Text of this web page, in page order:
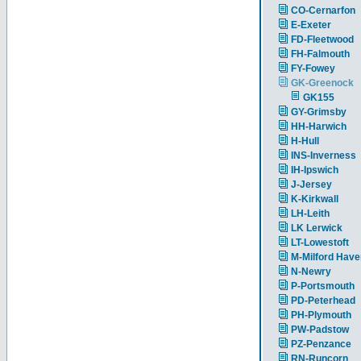
CO-Cernarfon
E-Exeter
FD-Fleetwood
FH-Falmouth
FY-Fowey
GK-Greenock
GK155
GY-Grimsby
HH-Harwich
H-Hull
INS-Inverness
IH-Ipswich
J-Jersey
K-Kirkwall
LH-Leith
LK Lerwick
LT-Lowestoft
M-Milford
N-Newry
P-Portsmouth
PD-Peterhead
PH-Plymouth
PW-Padstow
PZ-Penzance
RN-Runcorn